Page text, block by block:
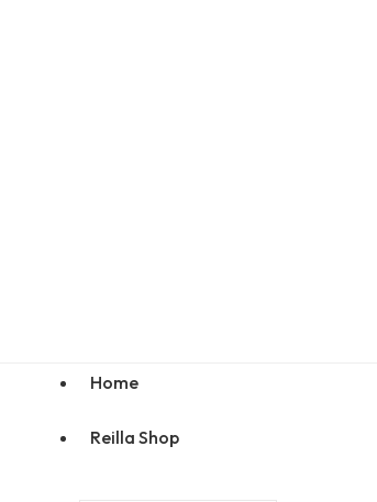
Home
Reilla Shop